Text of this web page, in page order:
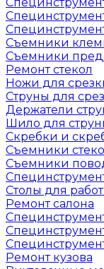
Съемники
Съемники
Ремонт стекол
Ножи для
Струны для
Держатели
Шило для
Скребки и
Съемники
Съемники
Столы для
Ремонт салона
Ремонт кузова